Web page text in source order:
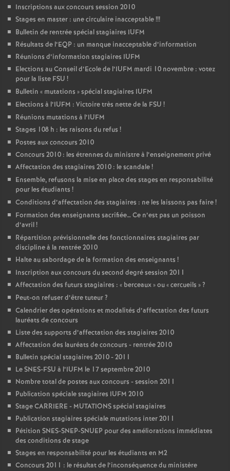
Inscriptions aux concours session 2010
Stages en master : une circulaire inacceptable!!!
Bulletin de rentrée spécial stagiaires IUFM
Résultats de l’EQP : un manque inacceptable d’information
Réunions d’information stagiaires IUFM
Elections au Conseil d’Ecole de l’IUFM mardi 10 novembre : votez
pour la liste FSU !
Bulletin « mutations » spécial stagiaires IUFM
Elections à l’IUFM : Victoire très nette de la FSU !
Réunions mutations à l’IUFM
Stages 108 h : les raisons du refus !
Postes aux concours 2010
Concours 2010 : les étrennes du ministre à l’enseignement privé
Affectation des stagiaires 2010 : le scandale!
Ensemble, refusons la mise en place des stages en responsabilité
pour les étudiants !
Conditions d’affectation des stagiaires : ne les laissons pas faire!
Formation des enseignants sacrifiée… Ce n’est pas un poisson
d’avril!
Répartition prévisionnelle des fonctionnaires stagiaires par
discipline à la rentrée 2010
Halte au sabordage de la formation des enseignants !
Inscription aux concours du second degré session 2011
Affectation des futurs stagiaires : « berceaux» ou «cercueils »?
Peut-on refuser d’être tuteur?
Calendrier des opérations et modalités d’affectation des futurs
lauréats de concours
Liste des supports d’affectation des stagiaires 2010
Affectation des lauréats de concours - rentrée 2010
Bulletin spécial stagiaires 2010 - 2011
Le SNES-FSU à l’IUFM le 17 septembre 2010
Nombre total de postes aux concours - session 2011
Publication spéciale stagiaires IUFM 2010
Stage CARRIERE - MUTATIONS spécial stagiaires
Publication stagiaires spéciale mutations inter 2011
Pétition SNES-SNEP-SNUEP pour des améliorations immédiates
des conditions de stage
Stages en responsabilité pour les étudiants en M2
Concours 2011 : le résultat de l’inconséquence du ministère